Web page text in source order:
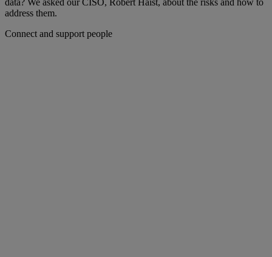
data? We asked our CISO, Robert Haist, about the risks and how to
address them.
Connect and support people